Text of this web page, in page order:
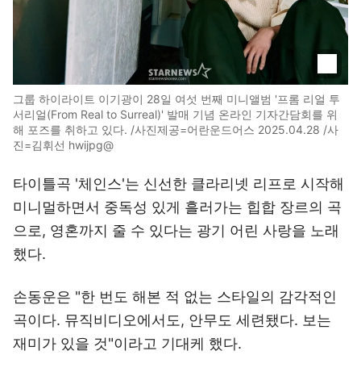
그룹 하이라이트 이기광이 28일 여섯 번째 미니앨범 '프롬 리얼 투
서리얼(From Real to Surreal)' 발매 기념 온라인 기자간담회를 위
해 포즈를 취하고 있다. /사진제공=어란운드어스 2025.04.28 /사
진=김휘선 hwijpg@
타이틀곡 '체인스'는 신선한 클라리넷 리프로 시작해
미니멀하면서 중독성 있게 흘러가는 힙합 장르의 곡
으로, 영혼까지 줄 수 있다는 광기 어린 사랑을 노래
했다.
손동운은 "한 번도 해본 적 없는 스타일의 감각적인
곡이다. 뮤직비디오에서도, 안무도 세련됐다. 보는
재미가 있을 것"이라고 기대케 했다.